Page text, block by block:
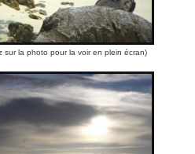
sur la photo pour la voir en plein écran)